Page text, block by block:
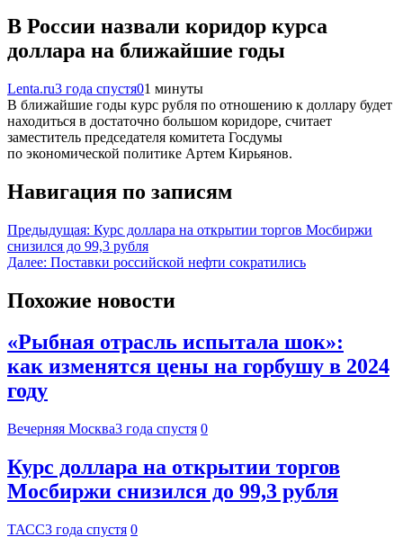
В России назвали коридор курса
доллара на ближайшие годы
Lenta.ru3 года спустя01 минуты
В ближайшие годы курс рубля по отношению к доллару будет
находиться в достаточно большом коридоре, считает
заместитель председателя комитета Госдумы
по экономической политике Артем Кирьянов.
Навигация по записям
Предыдущая: Курс доллара на открытии торгов Мосбиржи
снизился до 99,3 рубля
Далее: Поставки российской нефти сократились
Похожие новости
«Рыбная отрасль испытала шок»:
как изменятся цены на горбушу в 2024
году
Вечерняя Москва3 года спустя 0
Курс доллара на открытии торгов
Мосбиржи снизился до 99,3 рубля
ТАСС3 года спустя 0